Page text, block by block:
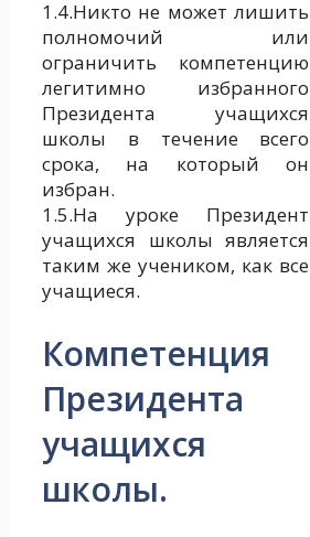
1.4.Никто не может лишить
полномочий или
ограничить компетенцию
легитимно избранного
Президента учащихся
школы в течение всего
срока, на который он
избран.
1.5.На уроке Президент
учащихся школы является
таким же учеником, как все
учащиеся.
Компетенция
Президента
учащихся
школы.